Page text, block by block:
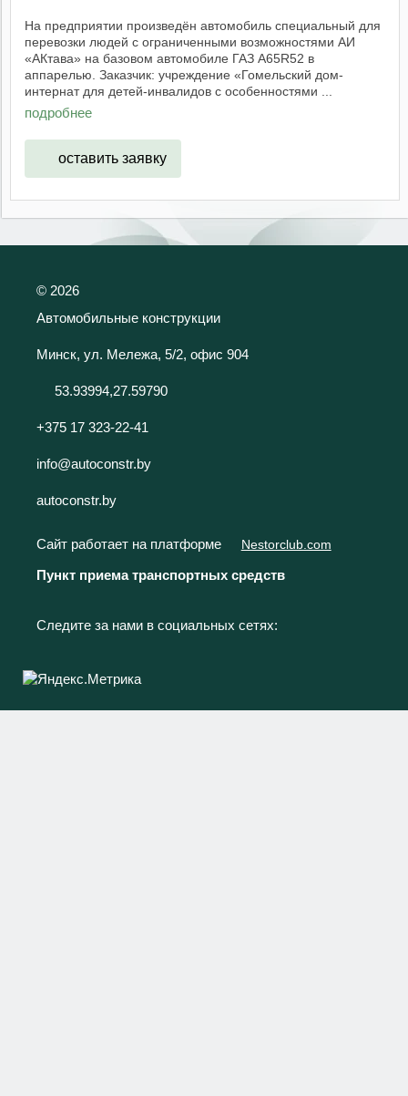
На предприятии произведён автомобиль специальный для
перевозки людей с ограниченными возможностями АИ
«АКтава» на базовом автомобиле ГАЗ А65R52 в
аппарелью. Заказчик: учреждение «Гомельский дом-
интернат для детей-инвалидов с особенностями ...
подробнее
оставить заявку
© 2026
Автомобильные конструкции
Минск, ул. Мележа, 5/2, офис 904
53.93994,27.59790
+375 17 323-22-41
info@autoconstr.by
autoconstr.by
Сайт работает на платформе Nestorclub.com
Пункт приема транспортных средств
Следите за нами в социальных сетях: